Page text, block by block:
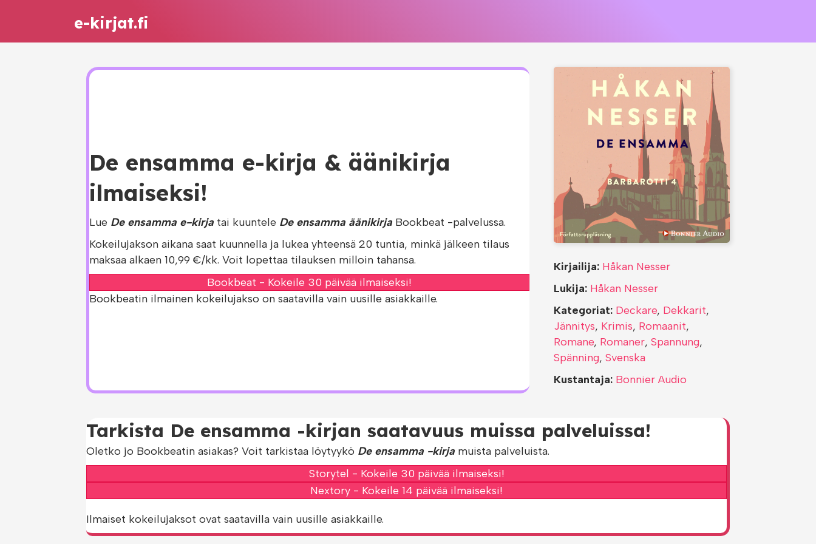
e-kirjat.fi
De ensamma e-kirja & äänikirja
ilmaiseksi!
Lue De ensamma e-kirja tai kuuntele De ensamma äänikirja Bookbeat -palvelussa.
Kokeilujakson aikana saat kuunnella ja lukea yhteensä 20 tuntia, minkä jälkeen tilaus
maksaa alkaen 10,99 €/kk. Voit lopettaa tilauksen milloin tahansa.
Bookbeat - Kokeile 30 päivää ilmaiseksi!
Bookbeatin ilmainen kokeilujakso on saatavilla vain uusille asiakkaille.
Kirjailija: Håkan Nesser
Lukija: Håkan Nesser
Kategoriat: Deckare, Dekkarit,
Jännitys, Krimis, Romaanit,
Romane, Romaner, Spannung,
Spänning, Svenska
Kustantaja: Bonnier Audio
Tarkista De ensamma -kirjan saatavuus muissa palveluissa!
Oletko jo Bookbeatin asiakas? Voit tarkistaa löytyykö De ensamma -kirja muista palveluista.
Storytel - Kokeile 30 päivää ilmaiseksi!
Nextory - Kokeile 14 päivää ilmaiseksi!
Ilmaiset kokeilujaksot ovat saatavilla vain uusille asiakkaille.